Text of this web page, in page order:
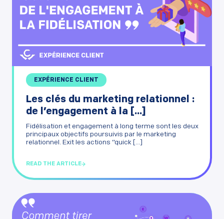
EXPÉRIENCE CLIENT
Les clés du marketing relationnel :
de l’engagement à la [...]
Fidélisation et engagement à long terme sont les deux
principaux objectifs poursuivis par le marketing
relationnel. Exit les actions “quick [...]
READ THE ARTICLE